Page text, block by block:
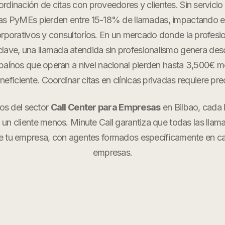
de citas con proveedores y clientes. Sin
PyMEs pierden entre 15-18% de llamadas, impactando
y consultoríos. En un mercado donde la
una llamada atendida sin profesionalismo genera
que operan a nivel nacional pierden hasta 3,500€
Coordinar citas en clínicas privadas requiere
del sector Call Center para Empresasen Bilbao, cada
cliente menos. Minute Call garantiza que todas las
tu empresa, con agentes formados específicamente en
empresas.